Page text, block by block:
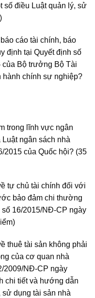
số điều Luật quản lý, sử
cáo tài chính, báo
định tại Quyết định số
của Bộ trưởng Bộ Tài
hành chính sự nghiệp?
trong lĩnh vực ngân
ngân sách nhà
2015 của Quốc hội? (35
tự chủ tài chính đối với
bảo đảm chi thường
16/2015/NĐ-CP ngày
thuê tài sản không phải
của cơ quan nhà
2009/NĐ-CP ngày
chi tiết và hướng dẫn
sử dụng tài sản nhà